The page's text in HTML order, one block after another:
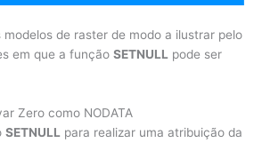
modelos de raster de modo a ilustrar pelo
em que a função SETNULL pode ser
Zero como NODATA
SETNULL para realizar uma atribuição da